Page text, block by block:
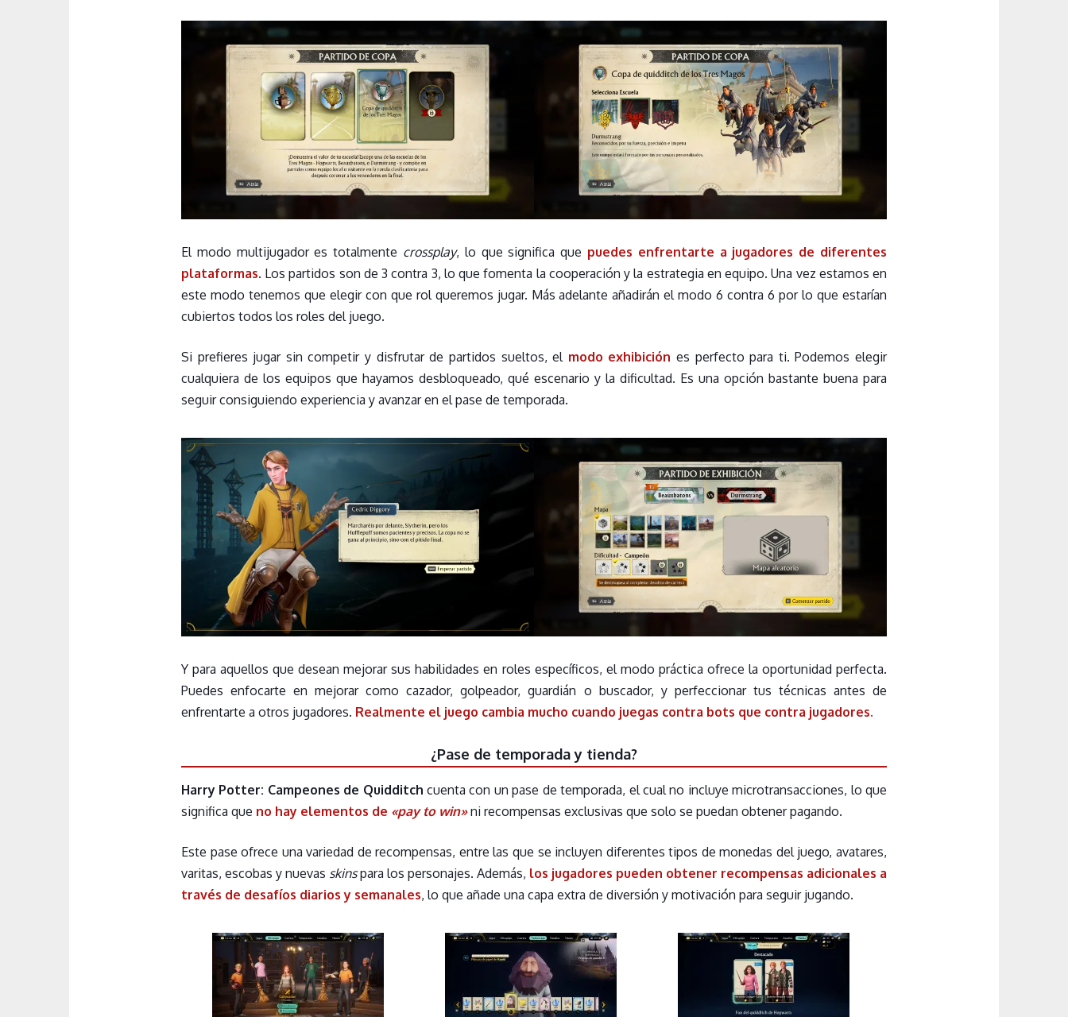
El modo multijugador es totalmente crossplay, lo que significa que puedes enfrentarte a jugadores de diferentes
plataformas. Los partidos son de 3 contra 3, lo que fomenta la cooperación y la estrategia en equipo. Una vez estamos en
este modo tenemos que elegir con que rol queremos jugar. Más adelante añadirán el modo 6 contra 6 por lo que estarían
cubiertos todos los roles del juego.
Si prefieres jugar sin competir y disfrutar de partidos sueltos, el modo exhibición es perfecto para ti. Podemos elegir
cualquiera de los equipos que hayamos desbloqueado, qué escenario y la dificultad. Es una opción bastante buena para
seguir consiguiendo experiencia y avanzar en el pase de temporada.
Y para aquellos que desean mejorar sus habilidades en roles específicos, el modo práctica ofrece la oportunidad perfecta.
Puedes enfocarte en mejorar como cazador, golpeador, guardián o buscador, y perfeccionar tus técnicas antes de
enfrentarte a otros jugadores. Realmente el juego cambia mucho cuando juegas contra bots que contra jugadores.
¿Pase de temporada y tienda?
Harry Potter: Campeones de Quidditch cuenta con un pase de temporada, el cual no incluye microtransacciones, lo que
significa que no hay elementos de «pay to win» ni recompensas exclusivas que solo se puedan obtener pagando.
Este pase ofrece una variedad de recompensas, entre las que se incluyen diferentes tipos de monedas del juego, avatares,
varitas, escobas y nuevas skinspara los personajes. Además, los jugadores pueden obtener recompensas adicionales a
través de desafíos diarios y semanales, lo que añade una capa extra de diversión y motivación para seguir jugando.